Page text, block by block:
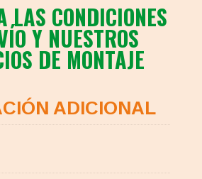
LAS CONDICIONES
Y NUESTROS
DE MONTAJE
ADICIONAL